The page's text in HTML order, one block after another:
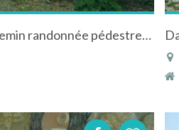
Maison en pierres dans un espace naturel chemin randonnée pédestre/VTT sur place